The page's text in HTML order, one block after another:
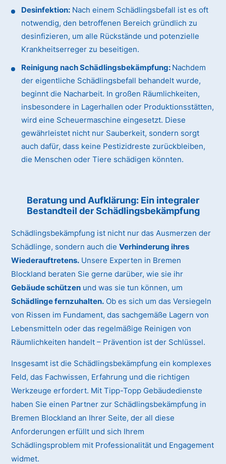
Desinfektion: Nach einem Schädlingsbefall ist es oft
notwendig, den betroffenen Bereich gründlich zu
desinfizieren, um alle Rückstände und potenzielle
Krankheitserreger zu beseitigen.
Reinigung nach Schädlingsbekämpfung: Nachdem
der eigentliche Schädlingsbefall behandelt wurde,
beginnt die Nacharbeit. In großen Räumlichkeiten,
insbesondere in Lagerhallen oder Produktionsstätten,
wird eine Scheuermaschine eingesetzt. Diese
gewährleistet nicht nur Sauberkeit, sondern sorgt
auch dafür, dass keine Pestizidreste zurückbleiben,
die Menschen oder Tiere schädigen könnten.
Beratung und Aufklärung: Ein integraler
Bestandteil der Schädlingsbekämpfung
Schädlingsbekämpfung ist nicht nur das Ausmerzen der
Schädlinge, sondern auch dieVerhinderung ihres
Wiederauftretens. Unsere Experten in Bremen
Blockland beraten Sie gerne darüber, wie sie ihr
Gebäude schützen und was sie tun können, um
Schädlinge fernzuhalten. Ob es sich um das Versiegeln
von Rissen im Fundament, das sachgemäße Lagern von
Lebensmitteln oder das regelmäßige Reinigen von
Räumlichkeiten handelt – Prävention ist der Schlüssel.
Insgesamt ist die Schädlingsbekämpfung ein komplexes
Feld, das Fachwissen, Erfahrung und die richtigen
Werkzeuge erfordert. Mit Tipp-Topp Gebäudedienste
haben Sie einen Partner zur Schädlingsbekämpfung in
Bremen Blockland an Ihrer Seite, der all diese
Anforderungen erfüllt und sich Ihrem
Schädlingsproblem mit Professionalität und Engagement
widmet.